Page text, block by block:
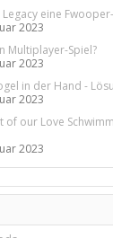
eine
2023
Multiplayer-Spiel?
2023
in der Hand -
2023
of our Love
2023